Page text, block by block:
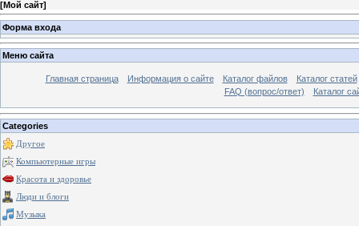
[Мой сайт]
Форма входа
Меню сайта
Главная страница Информация о сайте Каталог файлов
Каталог статей
FAQ (вопрос/ответ)
Каталог
Categories
Другое
Компьютерные игры
Красота и здоровье
Люди и блоги
Музыка